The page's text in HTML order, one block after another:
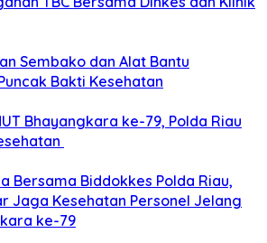
Sembako dan Alat Bantu
Bakti Kesehatan
Bhayangkara ke-79, Polda Riau
Bersama Biddokkes Polda Riau,
Jaga Kesehatan Personel Jelang
ke-79